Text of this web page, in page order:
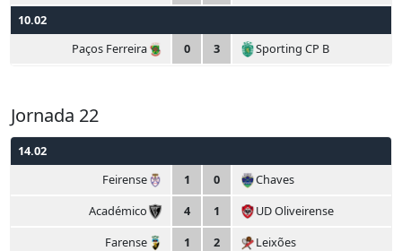
10.02
Paços Ferreira
0 3 Sporting CP B
Jornada 22
14.02
Feirense
1 0
Chaves
Académico
4 1
UD Oliveirense
Farense
1 2
Leixões